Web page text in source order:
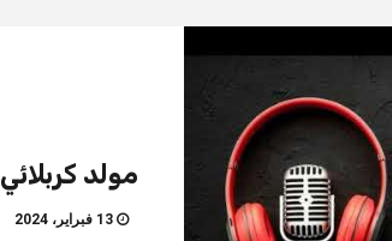
مولد كربلائي
13 فبراير، 2024